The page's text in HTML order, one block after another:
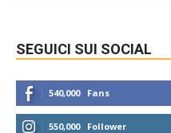
SEGUICI SUI SOCIAL
540,000 Fans
550,000 Follower